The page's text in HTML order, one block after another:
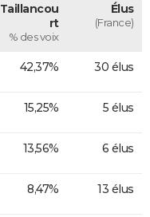
Taillancou
rt
% des voix
Élus
(France)
42,37% 30 élus
15,25% 5 élus
13,56% 6 élus
8,47% 13 élus